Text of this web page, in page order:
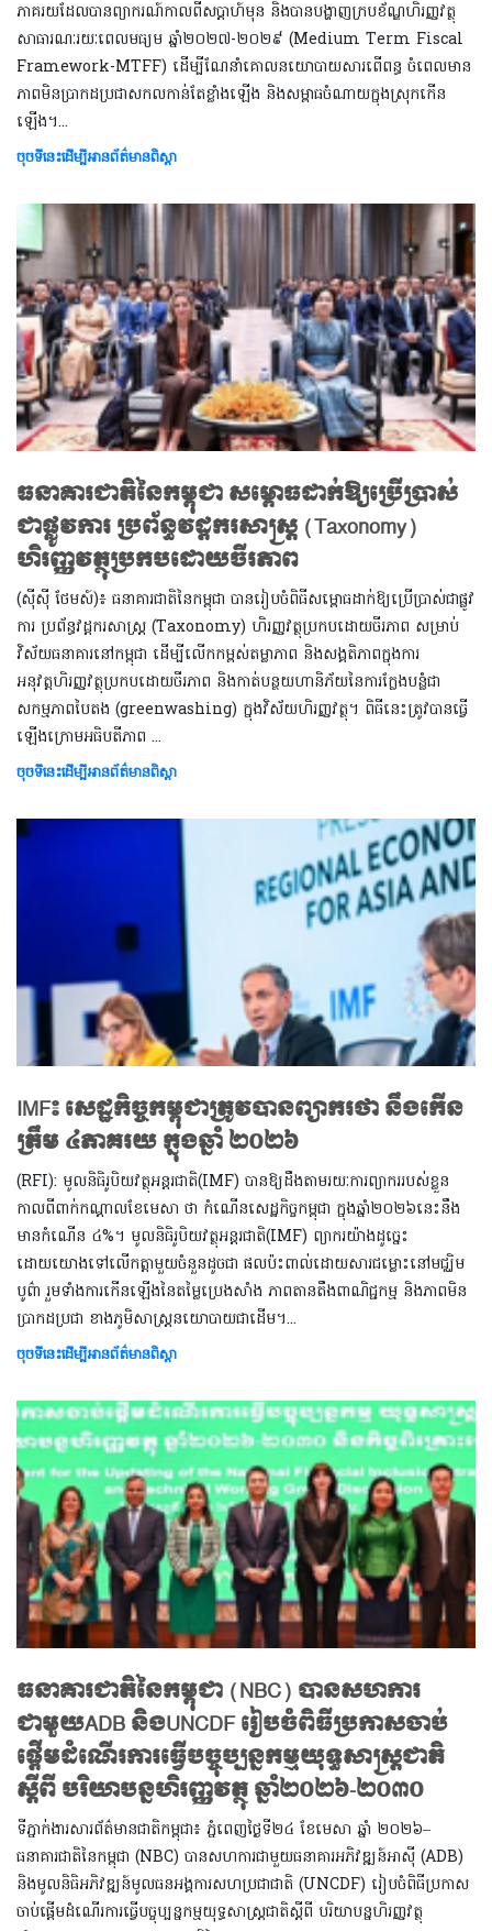
ភាគរយដែលបានព្យាករណ៍កាលពីសប្តាហ៍មុន និងបានបង្ហាញក្របខ័ណ្ឌហិរញ្ញវត្ថុ
សាធារណៈរយៈពេលមធ្យម ឆ្នាំ២០២៧-២០២៩ (Medium Term Fiscal
Framework-MTFF) ដើម្បីណែនាំគោលនយោបាយសារពើពន្ធ ចំពេលមាន
ភាពមិនប្រាកដប្រជាសកលកាន់តែខ្លាំងឡើង និងសម្ពាធចំណាយក្នុងស្រុកកើន
ឡើង។​​...
ចុចទីនេះដើម្បីអានព័ត៌មានពិស្តា
ធនាគារជាតិនៃកម្ពុជា សម្ពោធដាក់ឱ្យប្រើប្រាស់
ជាផ្លូវការ ប្រព័ន្ធវដ្តករសាស្ត្រ (Taxonomy)
ហិរញ្ញវត្ថុប្រកបដោយចីរភាព
(ស៊ីស៊ី ថែមស៍)៖ ធនាគារជាតិនៃកម្ពុជា បានរៀបចំពិធីសម្ពោធដាក់ឱ្យប្រើប្រាស់ជាផ្លូវ
ការ ប្រព័ន្ធវដ្តករសាស្ត្រ (Taxonomy) ហិរញ្ញវត្ថុប្រកបដោយចីរភាព សម្រាប់
វិស័យធនាគារនៅកម្ពុជា ដើម្បីលើកកម្ពស់តម្លាភាព និងសង្គតិភាពក្នុងការ
អនុវត្តហិរញ្ញវត្ថុប្រកបដោយចីរភាព និងកាត់បន្ថយហានិភ័យនៃការក្លែងបន្លំជា
សកម្មភាពបៃតង (greenwashing) ក្នុងវិស័យហិរញ្ញវត្ថុ។ ពិធីនេះត្រូវបានធ្វើ
ឡើងក្រោមអធិបតីភាព ​​​​​​​...
ចុចទីនេះដើម្បីអានព័ត៌មានពិស្តា
IMF៖ សេដ្ឋកិច្ចកម្ពុជាត្រូវបានព្យាករថា នឹងកើន
ត្រឹម ៤ភាគរយ ក្នុងឆ្នាំ ២០២៦
(RFI): មូលនិធិរូបិយវត្ថុអន្តរជាតិ(IMF) បានឱ្យដឹងតាមរយៈការព្យាកររបស់ខ្លួន
កាលពីពាក់កណ្តាលខែមេសា ថា កំណើនសេដ្ឋកិច្ចកម្ពុជា ក្នុងឆ្នាំ២០២៦នេះនឹង
មានកំណើន ៤%។ មូលនិធិរូបិយវត្ថុអន្តរជាតិ(IMF) ព្យាករយ៉ាងដូច្នេះ
ដោយយោងទៅលើកត្តាមួយចំនួនដូចជា ផលប៉ះពាល់ដោយសារជម្លោះនៅមជ្ឈិម
បូព៌ា រួមទាំងការកើនឡើងនៃតម្លៃប្រេងសាំង ភាពតានតឹងពាណិជ្ជកម្ម និងភាពមិន
ប្រាកដប្រជា ខាងភូមិសាស្ត្រនយោបាយជាដើម។​​​​​​​...
ចុចទីនេះដើម្បីអានព័ត៌មានពិស្តា
ធនាគារជាតិនៃកម្ពុជា (NBC) បានសហការ
ជាមួយADB និងUNCDF រៀបចំពិធីប្រកាសចាប់
ផ្តើមដំណើរការធ្វើបច្ចុប្បន្នកម្មយុទ្ធសាស្រ្តជាតិ
ស្តីពី បរិយាបន្នហិរញ្ញវត្ថុ ឆ្នាំ២០២៦-២០៣០
ទីភ្នាក់ងារសារព័ត៌មានជាតិកម្ពុជា៖ ភ្នំពេញថ្ងៃទី២៤ ខែមេសា ឆ្នាំ ២០២៦–
ធនាគារជាតិនៃកម្ពុជា (NBC) បានសហការជាមួយធនាគារអភិវឌ្ឍន៍អាស៊ី (ADB)
និងមូលនិធិអភិវឌ្ឍន៍មូលធនអង្គការសហប្រជាជាតិ (UNCDF) រៀបចំពិធីប្រកាស
ចាប់ផ្តើមដំណើរការធ្វើបច្ចុប្បន្នកម្មយុទ្ធសាស្រ្តជាតិស្តីពី បរិយាបន្នហិរញ្ញវត្ថុ